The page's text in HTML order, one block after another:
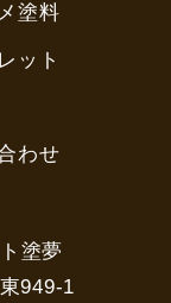
塗料
ット
わせ
塗夢
949-1